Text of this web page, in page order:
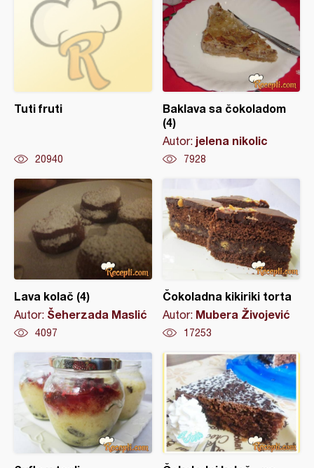
Tuti fruti
20940
Baklava sa čokoladom
(4)
Autor: jelena nikolic
7928
Lava kolač (4)
Autor: Šeherzada Maslić
4097
Čokoladna kikiriki torta
Autor: Mubera Živojević
17253